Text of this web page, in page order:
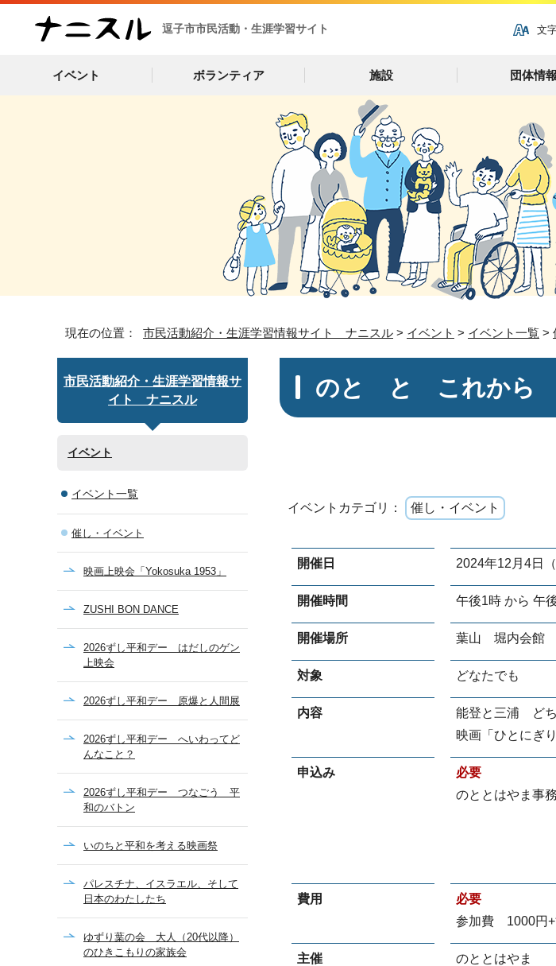
逗子市市民活動・生涯学習サイト 文
イベント ボランティア 施設 団体情報
現在の位置： 市民活動紹介・生涯学習情報サイト ナニスル > イベント > イベント一覧 >
のと と これから
イベントカテゴリ： 催し・イベント
開催日 2024年12月4日（
開催時間 午後1時 から 午
開催場所 葉山 堀内会館
対象 どなたでも
内容
能登と三浦 どち
映画「ひとにぎ
申込み
必要
のととはやま事
費用
必要
参加費 1000円+
主催 のととはやま
市民活動紹介・生涯学習情報サ
イト ナニスル
イベント
イベント一覧
催し・イベント
映画上映会「Yokosuka 1953」
ZUSHI BON DANCE
2026ずし平和デー はだしのゲン
上映会
2026ずし平和デー 原爆と人間展
2026ずし平和デー へいわってど
んなこと？
2026ずし平和デー つなごう 平
和のバトン
いのちと平和を考える映画祭
パレスチナ、イスラエル、そして
日本のわたしたち
ゆずり葉の会 大人（20代以降）
のひきこもりの家族会